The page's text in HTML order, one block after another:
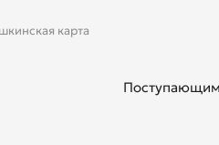
карта
Поступающим